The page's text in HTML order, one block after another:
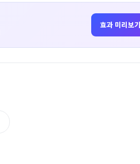
효과 미리보